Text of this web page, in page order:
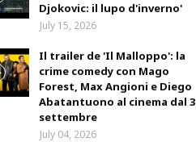
Djokovic: il lupo d'inverno'
July 15, 2026
Il trailer de 'Il Malloppo': la
crime comedy con Mago
Forest, Max Angioni e Diego
Abatantuono al cinema dal 3
settembre
July 04, 2026